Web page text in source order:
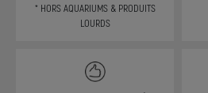
* HORS AQUARIUMS & PRODUITS
LOURDS